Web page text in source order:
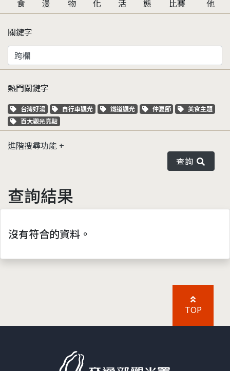
食
漫
物
化
活
態
比賽
他
關鍵字
熱門關鍵字
關鍵字標籤
台灣好湯 關鍵字標籤
自行車觀光 關鍵字標籤
鐵道觀光 關鍵字標籤
仲夏節 關鍵字標籤
美食主題
關鍵字標籤
百大觀光亮點
進階搜尋功能
查詢
查詢結果
沒有符合的資料。
TOP